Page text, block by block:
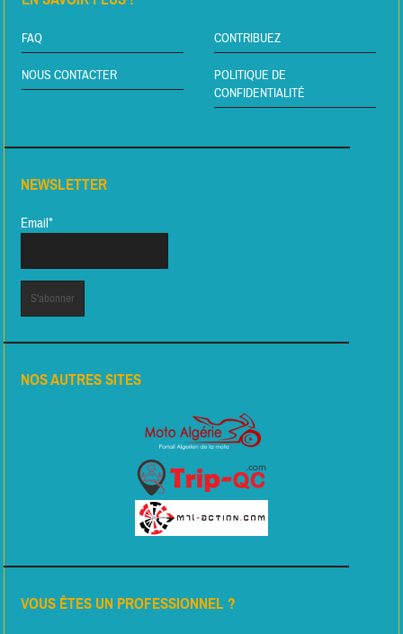
FAQ CONTRIBUEZ
NOUS CONTACTER
POLITIQUE DE
CONFIDENTIALITÉ
NEWSLETTER
Email*
NOS AUTRES SITES
VOUS ÊTES UN PROFESSIONNEL ?